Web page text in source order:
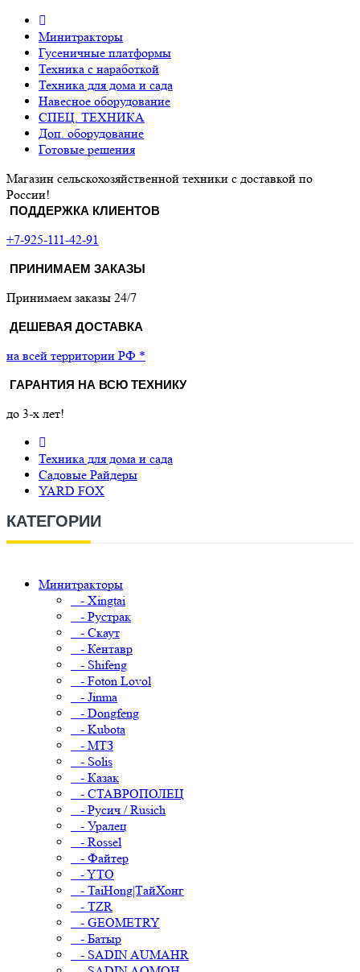
Минитракторы
Гусеничные платформы
Техника с наработкой
Техника для дома и сада
Навесное оборудование
СПЕЦ. ТЕХНИКА
Доп. оборудование
Готовые решения
Магазин сельскохозяйственной техники с доставкой по
России!
ПОДДЕРЖКА КЛИЕНТОВ
+7-925-111-42-91
ПРИНИМАЕМ ЗАКАЗЫ
Принимаем заказы 24/7
ДЕШЕВАЯ ДОСТАВКА
на всей территории РФ *
ГАРАНТИЯ НА ВСЮ ТЕХНИКУ
до 3-х лет!
Техника для дома и сада
Садовые Райдеры
YARD FOX
КАТЕГОРИИ
Минитракторы
- Xingtai
- Рустрак
- Скаут
- Кентавр
- Shifeng
- Foton Lovol
- Jinma
- Dongfeng
- Kubota
- МТЗ
- Solis
- Казак
- СТАВРОПОЛЕЦ
- Русич / Rusich
- Уралец
- Rossel
- Файтер
- YTO
- TaiHong|ТайХонг
- TZR
- GEOMETRY
- Батыр
- SADIN AUMAHR